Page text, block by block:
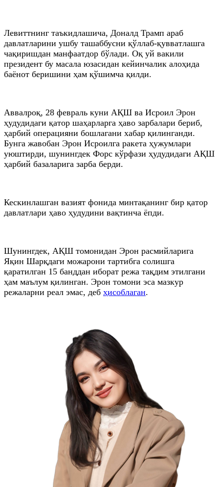
Левиттнинг таъкидлашича, Доналд Трамп араб
давлатларини ушбу ташаббусни қўллаб-қувватлашга
чақиришдан манфаатдор бўлади. Оқ уй вакили
президент бу масала юзасидан кейинчалик алоҳида
баёнот беришини ҳам қўшимча қилди.
Аввалроқ, 28 февраль куни АҚШ ва Исроил Эрон
ҳудудидаги қатор шаҳарларга ҳаво зарбалари бериб,
ҳарбий операцияни бошлагани хабар қилинганди.
Бунга жавобан Эрон Исроилга ракета ҳужумлари
уюштирди, шунингдек Форс кўрфази ҳудудидаги АҚШ
ҳарбий базаларига зарба берди.
Кескинлашган вазият фонида минтақанинг бир қатор
давлатлари ҳаво ҳудудини вақтинча ёпди.
Шунингдек, АҚШ томонидан Эрон расмийларига
Яқин Шарқдаги можарони тартибга солишга
қаратилган 15 банддан иборат режа тақдим этилгани
ҳам маълум қилинган. Эрон томони эса мазкур
режаларни реал эмас, деб ҳисоблаган.